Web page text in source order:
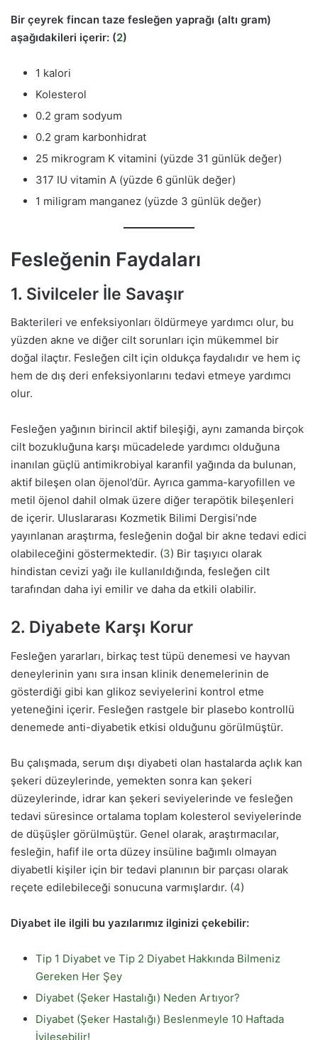
Bir çeyrek fincan taze fesleğen yaprağı (altı gram)
aşağıdakileri içerir: (2)
1 kalori
Kolesterol
0.2 gram sodyum
0.2 gram karbonhidrat
25 mikrogram K vitamini (yüzde 31 günlük değer)
317 IU vitamin A (yüzde 6 günlük değer)
1 miligram manganez (yüzde 3 günlük değer)
Fesleğenin Faydaları
1. Sivilceler İle Savaşır
Bakterileri ve enfeksiyonları öldürmeye yardımcı olur, bu
yüzden akne ve diğer cilt sorunları için mükemmel bir
doğal ilaçtır. Fesleğen cilt için oldukça faydalıdır ve hem iç
hem de dış deri enfeksiyonlarını tedavi etmeye yardımcı
olur.
Fesleğen yağının birincil aktif bileşiği, aynı zamanda birçok
cilt bozukluğuna karşı mücadelede yardımcı olduğuna
inanılan güçlü antimikrobiyal karanfil yağında da bulunan,
aktif bileşen olan öjenol’dür. Ayrıca gamma-karyofillen ve
metil öjenol dahil olmak üzere diğer terapötik bileşenleri
de içerir. Uluslararası Kozmetik Bilimi Dergisi’nde
yayınlanan araştırma, fesleğenin doğal bir akne tedavi edici
olabileceğini göstermektedir. (3) Bir taşıyıcı olarak
hindistan cevizi yağı ile kullanıldığında, fesleğen cilt
tarafından daha iyi emilir ve daha da etkili olabilir.
2. Diyabete Karşı Korur
Fesleğen yararları, birkaç test tüpü denemesi ve hayvan
deneylerinin yanı sıra insan klinik denemelerinin de
gösterdiği gibi kan glikoz seviyelerini kontrol etme
yeteneğini içerir. Fesleğen rastgele bir plasebo kontrollü
denemede anti-diyabetik etkisi olduğunu görülmüştür.
Bu çalışmada, serum dışı diyabeti olan hastalarda açlık kan
şekeri düzeylerinde, yemekten sonra kan şekeri
düzeylerinde, idrar kan şekeri seviyelerinde ve fesleğen
tedavi süresince ortalama toplam kolesterol seviyelerinde
de düşüşler görülmüştür. Genel olarak, araştırmacılar,
fesleğin, hafif ile orta düzey insüline bağımlı olmayan
diyabetli kişiler için bir tedavi planının bir parçası olarak
reçete edilebileceği sonucuna varmışlardır. (4)
Diyabet ile ilgili bu yazılarımız ilginizi çekebilir:
Tip 1 Diyabet ve Tip 2 Diyabet Hakkında Bilmeniz
Gereken Her Şey
Diyabet (Şeker Hastalığı) Neden Artıyor?
Diyabet (Şeker Hastalığı) Beslenmeyle 10 Haftada
İyileşebilir!